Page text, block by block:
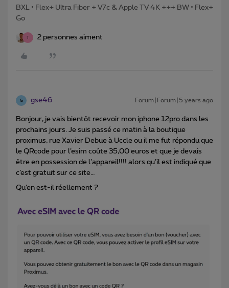
BXL • Flex+ Ultra Fiber + V7c & Apple TV 4K +++ BW • Flex+
Go
T 2 personnes aiment
G gse46 Forum|Forum|5 years ago
Bonjour, je vais bientôt recevoir mon iphone 12pro dans les
prochains jours. Je suis passé ce matin à la boutique
proximus, rue Xavier Debue à Uccle ou il me fut répondu que
le QRcode pour l’esim coûte 35,00 euros et que je devais
être en possession de l’appareil!!!! alors qu’il est indiqué que
c’est gratuit sur ce site…
Qu’en est-il réellement ?